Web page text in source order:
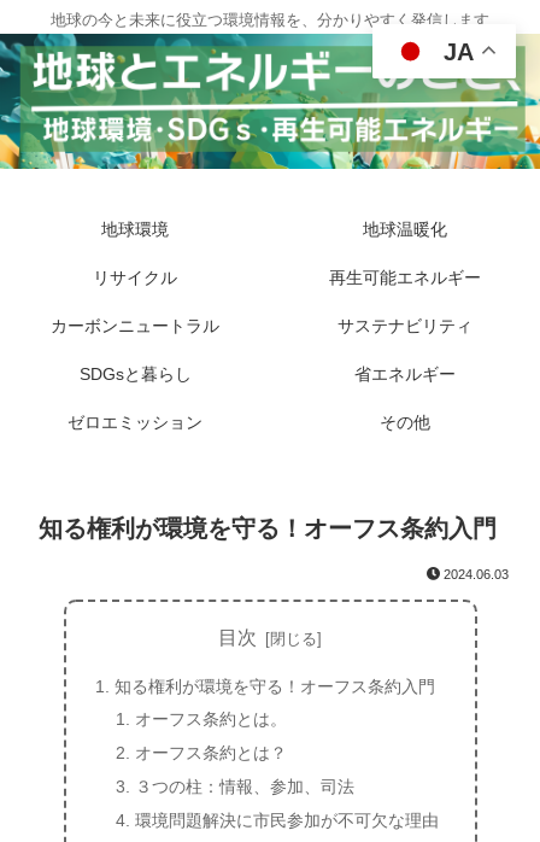
地球の今と未来に役立つ環境情報を、分かりやすく発信します
地球環境 地球温暖化
リサイクル 再生可能エネルギー
カーボンニュートラル サステナビリティ
SDGsと暮らし 省エネルギー
ゼロエミッション その他
知る権利が環境を守る！オーフス条約入門
2024.06.03
目次
知る権利が環境を守る！オーフス条約入門
オーフス条約とは。
オーフス条約とは？
３つの柱：情報、参加、司法
環境問題解決に市民参加が不可欠な理由
JA